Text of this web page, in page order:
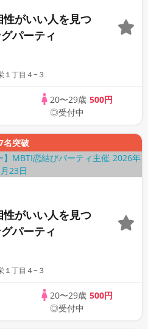
性がいい人を見つ
パーティ
１丁目４−３
20〜29歳 500円
◎受付中
名突破
性がいい人を見つ
パーティ
１丁目４−３
20〜29歳 500円
◎受付中